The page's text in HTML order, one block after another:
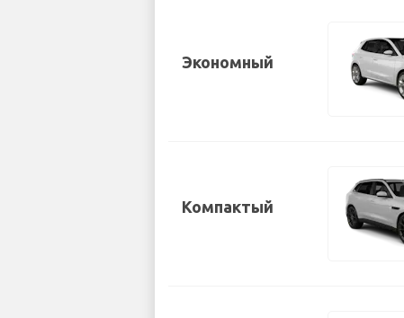
Экономный
Компактый